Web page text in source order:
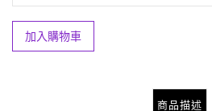
加入購物車
商品描述